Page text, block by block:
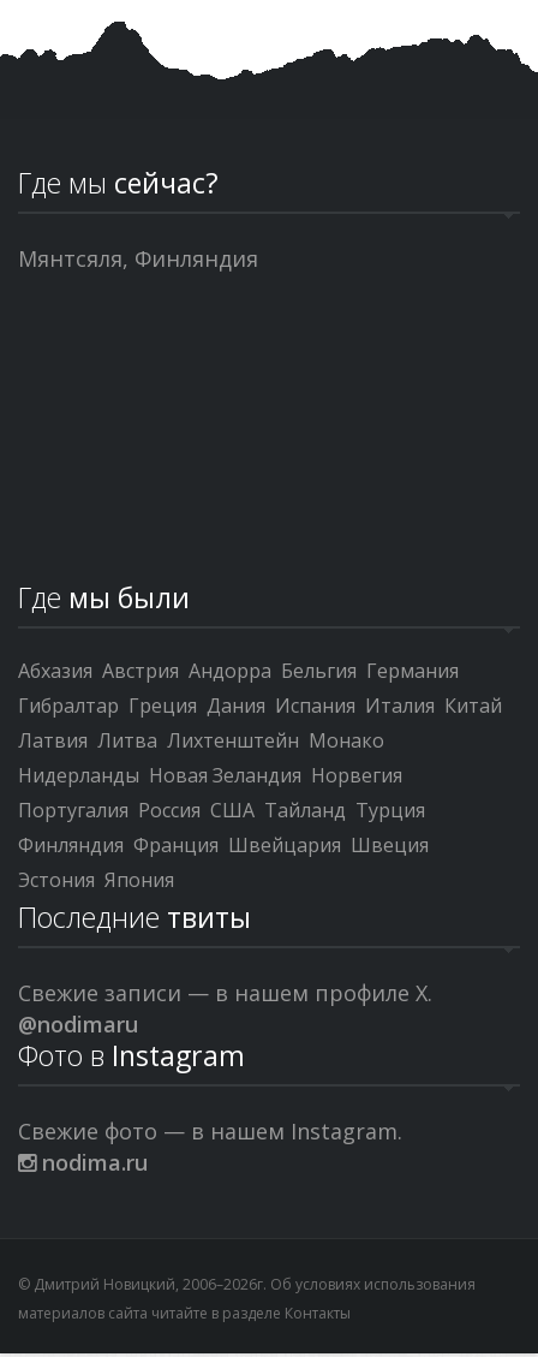
Где мы сейчас?
Мянтсяля, Финляндия
Где мы были
Абхазия Австрия Андорра Бельгия Германия
Гибралтар Греция Дания Испания Италия Китай
Латвия Литва Лихтенштейн Монако
Нидерланды Новая Зеландия Норвегия
Португалия Россия США Тайланд Турция
Финляндия Франция Швейцария Швеция
Эстония Япония
Последние твиты
Свежие записи — в нашем профиле X.
@nodimaru
Фото в Instagram
Свежие фото — в нашем Instagram.
nodima.ru
© Дмитрий Новицкий, 2006–2026г. Об условиях использования
материалов сайта читайте в разделе Контакты